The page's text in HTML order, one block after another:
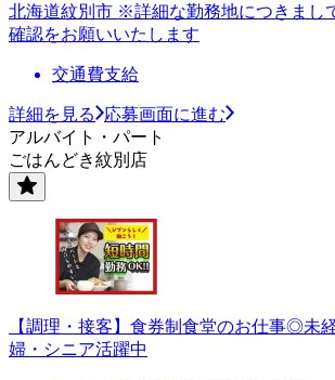
北海道紋別市 ※詳細な勤務地につきまし
確認をお願いいたします
交通費支給
詳細を見る
応募画面に進む
アルバイト・パート
ごはんどき紋別店
【調理・接客】食券制食堂のお仕事◎未
婦・シニア活躍中